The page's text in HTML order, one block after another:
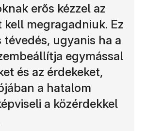
erős kézzel az
kell megragadniuk. Ez
tévedés, ugyanis ha a
egymással
és az érdekeket,
a hatalom
a közérdekkel